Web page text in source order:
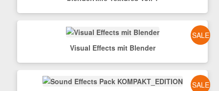
SALE
Visual Effects mit Blender
SALE